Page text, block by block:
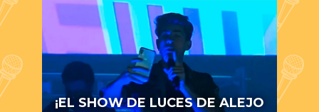
¡EL SHOW DE LUCES DE ALEJO